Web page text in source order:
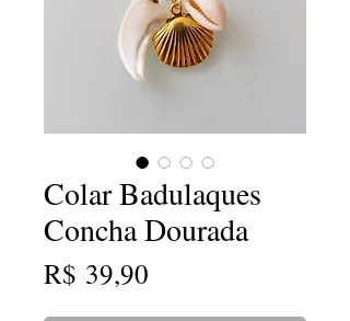
Colar Badulaques
Concha Dourada
R$ 39,90